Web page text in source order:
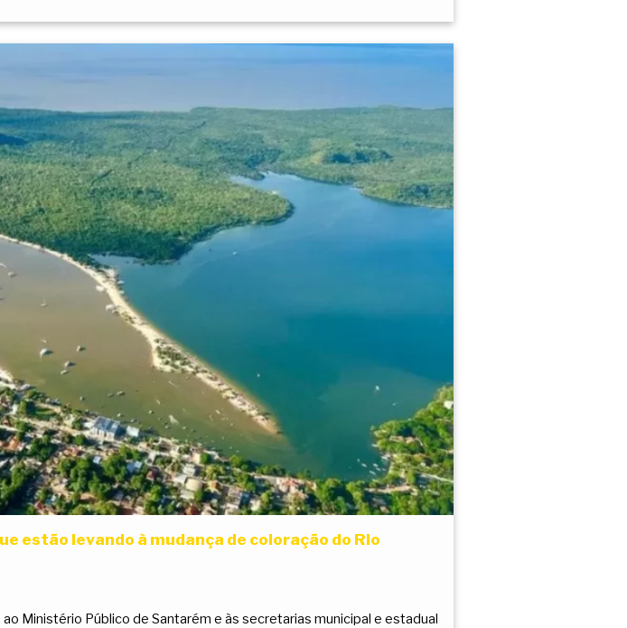
estão levando à mudança de coloração do Rio
Ministério Público de Santarém e às secretarias municipal e estadual